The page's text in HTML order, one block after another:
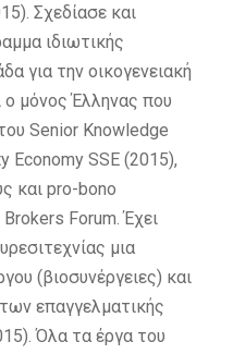
Σχεδίασε και
ιδιωτικής
για την οικογενειακή
ο μόνος Έλληνας που
Senior Knowledge
Economy SSE (2015),
και pro-bono
Forum. Έχει
μια
(βιοσυνέργειες) και
επαγγελματικής
Όλα τα έργα του